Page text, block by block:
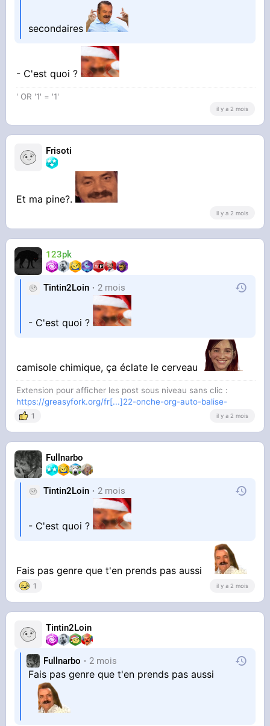
secondaires
- C'est quoi ?
' OR '1' = '1'
il y a 2 mois
Frisoti
Et ma pine?.
il y a 2 mois
123pk
Tintin2Loin 2 mois
- C'est quoi ?
camisole chimique, ça éclate le cerveau
Extension pour afficher les post sous niveau sans clic :
https://greasyfork.org/fr[...]22-onche-org-auto-balise-
1 il y a 2 mois
Fullnarbo
Tintin2Loin 2 mois
- C'est quoi ?
Fais pas genre que t'en prends pas aussi
1 il y a 2 mois
Tintin2Loin
Fullnarbo 2 mois
Fais pas genre que t'en prends pas aussi